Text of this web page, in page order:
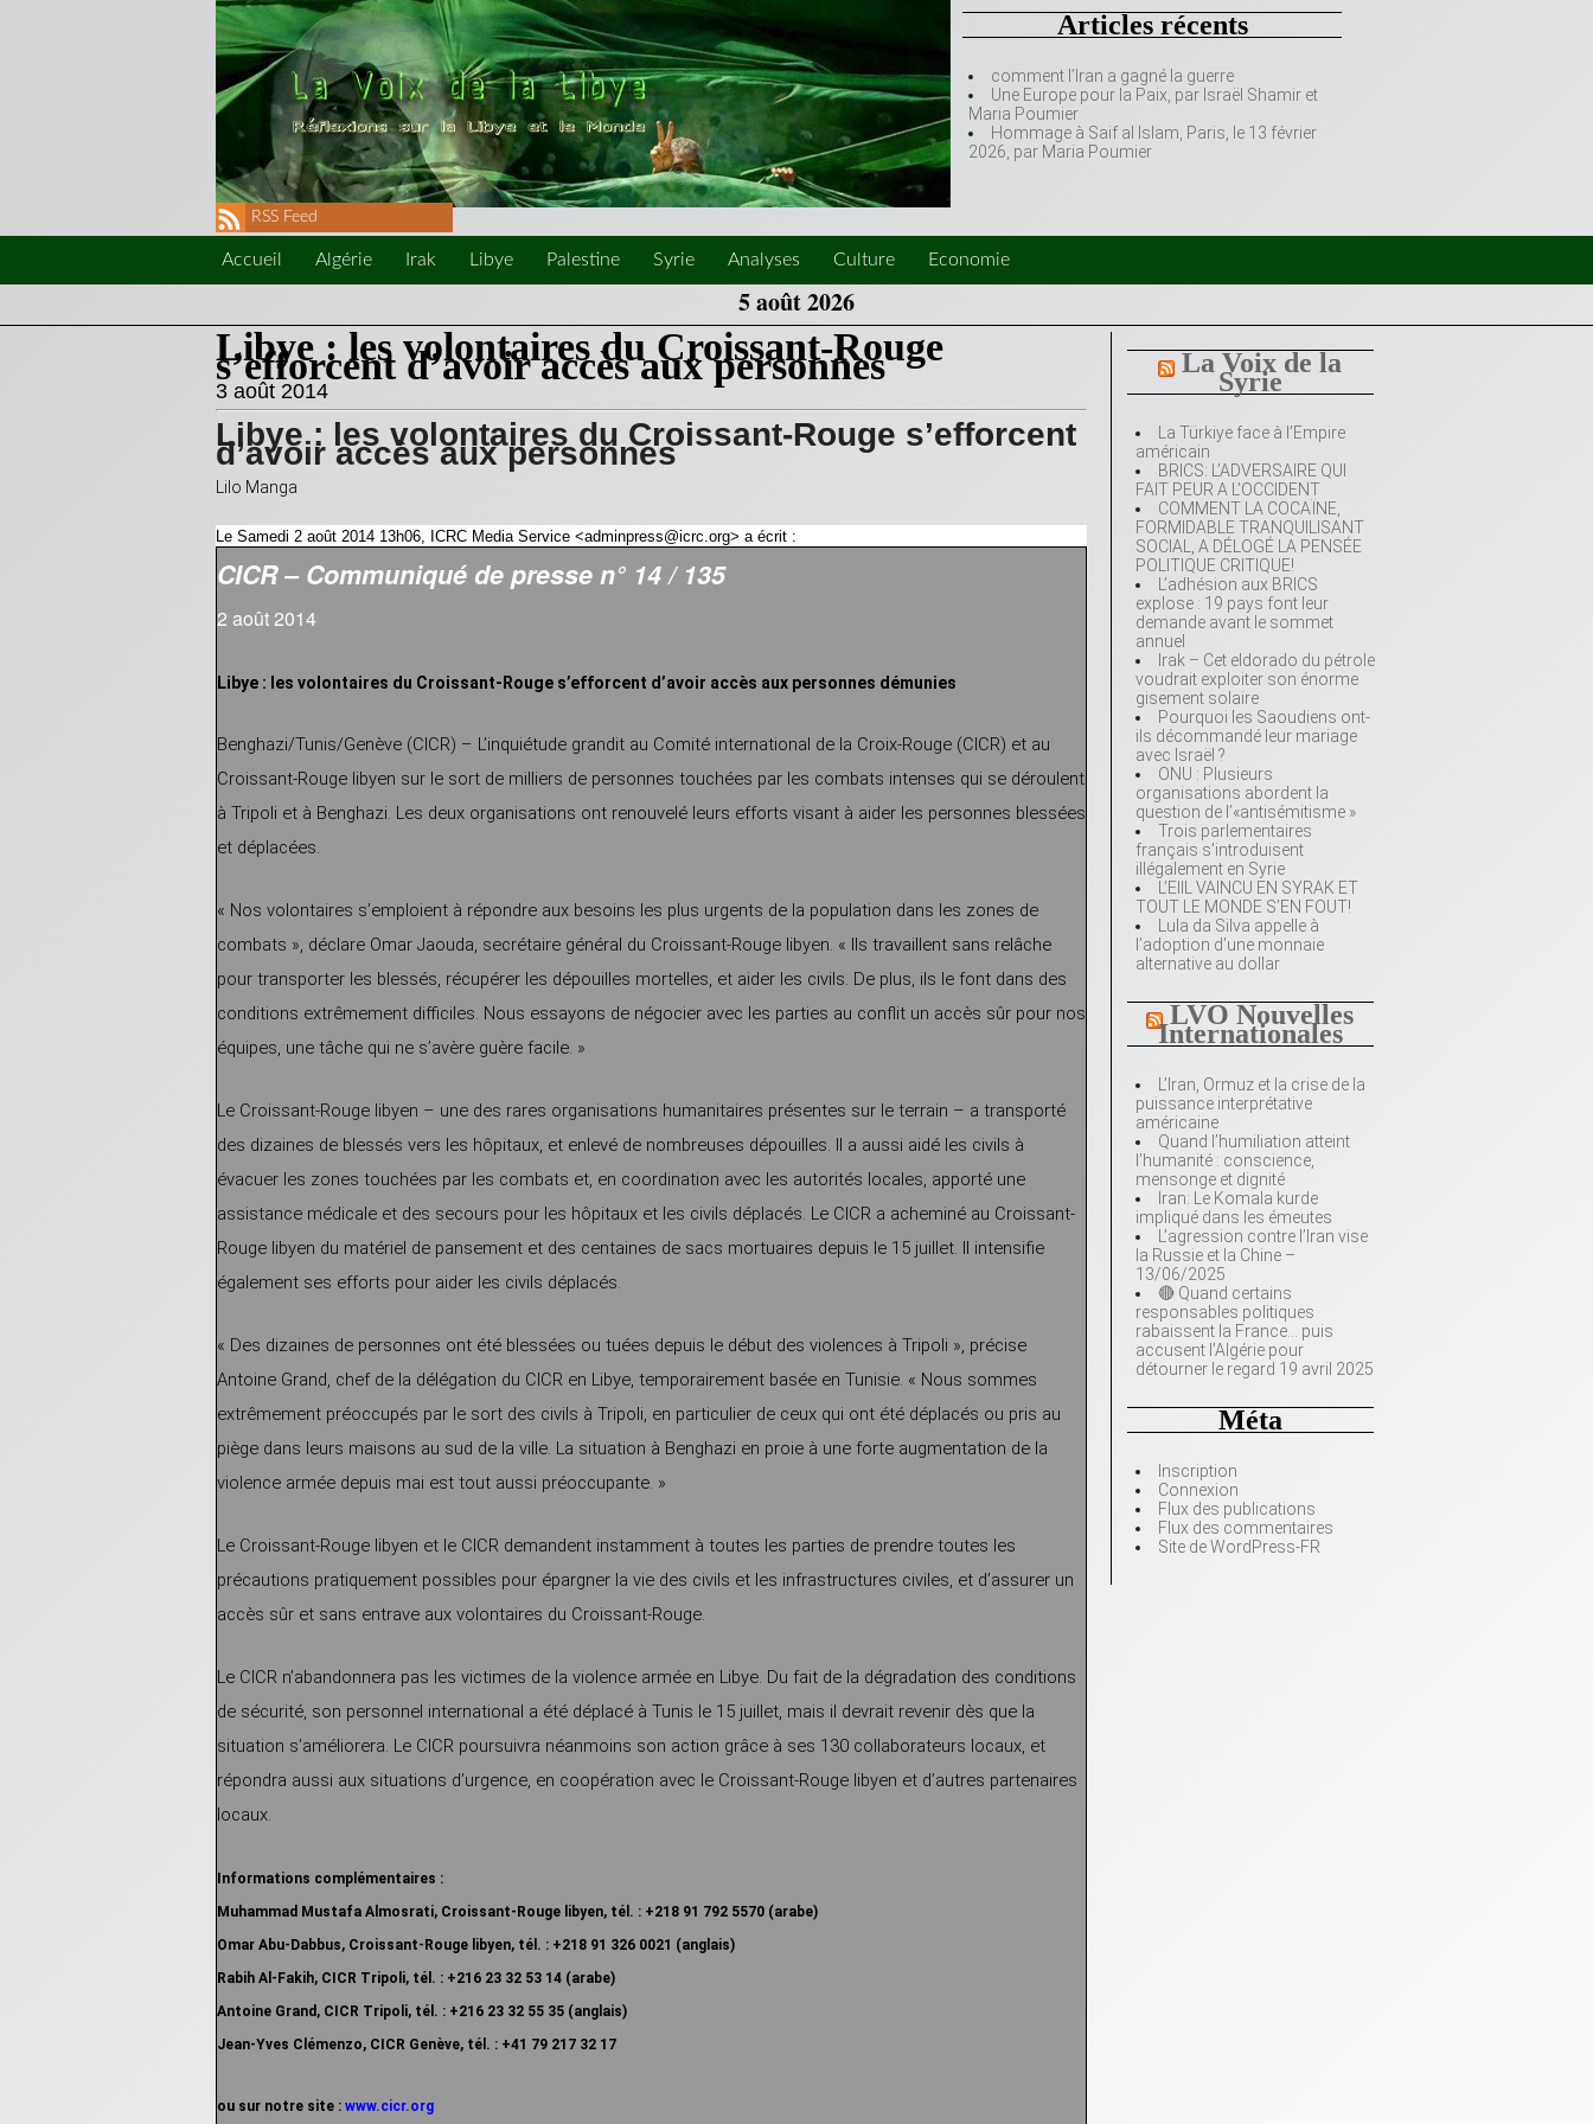
Articles récents
comment l’Iran a gagné la guerre
Une Europe pour la Paix, par Israël Shamir et
Maria Poumier
Hommage à Saif al Islam, Paris, le 13 février
2026, par Maria Poumier
RSS Feed
Accueil Algérie Irak Libye Palestine Syrie Analyses Culture Economie
5 août 2026
La Voix de la
Syrie
La Türkiye face à l’Empire
américain
BRICS: L’ADVERSAIRE QUI
FAIT PEUR A L’OCCIDENT
COMMENT LA COCAÏNE,
FORMIDABLE TRANQUILISANT
SOCIAL, A DÉLOGÉ LA PENSÉE
POLITIQUE CRITIQUE!
L’adhésion aux BRICS
explose : 19 pays font leur
demande avant le sommet
annuel
Irak – Cet eldorado du pétrole
voudrait exploiter son énorme
gisement solaire
Pourquoi les Saoudiens ont-
ils décommandé leur mariage
avec Israël ?
ONU : Plusieurs
organisations abordent la
question de l’«antisémitisme »
Trois parlementaires
français s’introduisent
illégalement en Syrie
L’EIIL VAINCU EN SYRAK ET
TOUT LE MONDE S’EN FOUT!
Lula da Silva appelle à
l’adoption d’une monnaie
alternative au dollar
LVO Nouvelles
Internationales
L’Iran, Ormuz et la crise de la
puissance interprétative
américaine
Quand l’humiliation atteint
l’humanité : conscience,
mensonge et dignité
Iran: Le Komala kurde
impliqué dans les émeutes
L’agression contre l’Iran vise
la Russie et la Chine –
13/06/2025
🔴 Quand certains
responsables politiques
rabaissent la France… puis
accusent l’Algérie pour
détourner le regard 19 avril 2025
Méta
Inscription
Connexion
Flux des publications
Flux des commentaires
Site de WordPress-FR
Libye : les volontaires du Croissant-Rouge
s’efforcent d’avoir accès aux personnes
3 août 2014
Libye : les volontaires du Croissant-Rouge s’efforcent
d’avoir accès aux personnes
Lilo Manga
Le Samedi 2 août 2014 13h06, ICRC Media Service <adminpress@icrc.org> a écrit :
CICR – Communiqué de presse n° 14 / 135
2 août 2014
Libye : les volontaires du Croissant-Rouge s’efforcent d’avoir accès aux personnes démunies
Benghazi/Tunis/Genève (CICR) – L’inquiétude grandit au Comité international de la Croix-Rouge (CICR) et au
Croissant-Rouge libyen sur le sort de milliers de personnes touchées par les combats intenses qui se déroulent
à Tripoli et à Benghazi. Les deux organisations ont renouvelé leurs efforts visant à aider les personnes blessées
et déplacées.
« Nos volontaires s’emploient à répondre aux besoins les plus urgents de la population dans les zones de
combats », déclare Omar Jaouda, secrétaire général du Croissant-Rouge libyen. « Ils travaillent sans relâche
pour transporter les blessés, récupérer les dépouilles mortelles, et aider les civils. De plus, ils le font dans des
conditions extrêmement difficiles. Nous essayons de négocier avec les parties au conflit un accès sûr pour nos
équipes, une tâche qui ne s’avère guère facile. »
Le Croissant-Rouge libyen – une des rares organisations humanitaires présentes sur le terrain – a transporté
des dizaines de blessés vers les hôpitaux, et enlevé de nombreuses dépouilles. Il a aussi aidé les civils à
évacuer les zones touchées par les combats et, en coordination avec les autorités locales, apporté une
assistance médicale et des secours pour les hôpitaux et les civils déplacés. Le CICR a acheminé au Croissant-
Rouge libyen du matériel de pansement et des centaines de sacs mortuaires depuis le 15 juillet. Il intensifie
également ses efforts pour aider les civils déplacés.
« Des dizaines de personnes ont été blessées ou tuées depuis le début des violences à Tripoli », précise
Antoine Grand, chef de la délégation du CICR en Libye, temporairement basée en Tunisie. « Nous sommes
extrêmement préoccupés par le sort des civils à Tripoli, en particulier de ceux qui ont été déplacés ou pris au
piège dans leurs maisons au sud de la ville. La situation à Benghazi en proie à une forte augmentation de la
violence armée depuis mai est tout aussi préoccupante. »
Le Croissant-Rouge libyen et le CICR demandent instamment à toutes les parties de prendre toutes les
précautions pratiquement possibles pour épargner la vie des civils et les infrastructures civiles, et d’assurer un
accès sûr et sans entrave aux volontaires du Croissant-Rouge.
Le CICR n’abandonnera pas les victimes de la violence armée en Libye. Du fait de la dégradation des conditions
de sécurité, son personnel international a été déplacé à Tunis le 15 juillet, mais il devrait revenir dès que la
situation s’améliorera. Le CICR poursuivra néanmoins son action grâce à ses 130 collaborateurs locaux, et
répondra aussi aux situations d’urgence, en coopération avec le Croissant-Rouge libyen et d’autres partenaires
locaux.
Informations complémentaires :
Muhammad Mustafa Almosrati, Croissant-Rouge libyen, tél. : +218 91 792 5570 (arabe)
Omar Abu-Dabbus, Croissant-Rouge libyen, tél. : +218 91 326 0021 (anglais)
Rabih Al-Fakih, CICR Tripoli, tél. : +216 23 32 53 14 (arabe)
Antoine Grand, CICR Tripoli, tél. : +216 23 32 55 35 (anglais)
Jean-Yves Clémenzo, CICR Genève, tél. : +41 79 217 32 17
ou sur notre site : www.cicr.org